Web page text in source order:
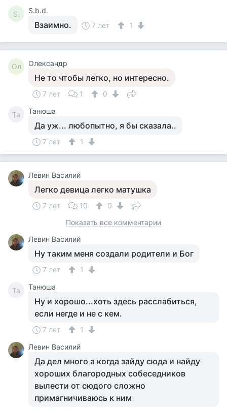
S. S.b.d.
Взаимно. 7 лет 1
Ол Олександр
Не то чтобы легко, но интересно.
7 лет 1 0
Та Танюша
Да уж... любопытно, я бы сказала..
7 лет 1
Левин Василий
Легко девица легко матушка
7 лет 10
0
Показать все комментарии
Левин Василий
Ну таким меня создали родители и Бог
7 лет 1
Та Танюша
Ну и хорошо...хоть здесь расслабиться,
если негде и не с кем.
7 лет
1
Левин Василий
Да дел много а когда зайду сюда и найду
хороших благородных собеседников
вылести от сюдого сложно
примагничиваюсь к ним